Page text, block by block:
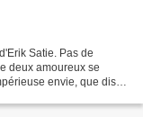
Satie. Pas de
deux amoureux se
envie, que dis-